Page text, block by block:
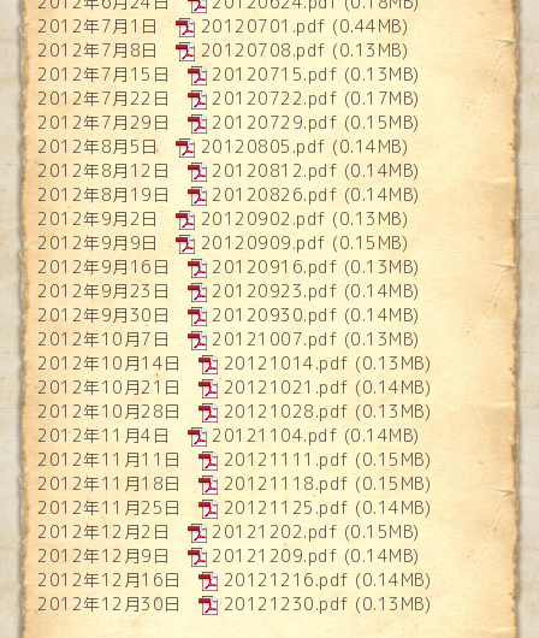
2012年7月1日
20120701.pdf (0.44MB)
2012年7月8日
20120708.pdf (0.13MB)
2012年7月15日
20120715.pdf (0.13MB)
2012年7月22日
20120722.pdf (0.17MB)
2012年7月29日
20120729.pdf (0.15MB)
2012年8月5日
20120805.pdf (0.14MB)
2012年8月12日
20120812.pdf (0.14MB)
2012年8月19日
20120826.pdf (0.14MB)
2012年9月2日
20120902.pdf (0.13MB)
2012年9月9日
20120909.pdf (0.15MB)
2012年9月16日
20120916.pdf (0.13MB)
2012年9月23日
20120923.pdf (0.14MB)
2012年9月30日
20120930.pdf (0.14MB)
2012年10月7日
20121007.pdf (0.13MB)
2012年10月14日
20121014.pdf (0.13MB)
2012年10月21日
20121021.pdf (0.14MB)
2012年10月28日
20121028.pdf (0.13MB)
2012年11月4日
20121104.pdf (0.14MB)
2012年11月11日
20121111.pdf (0.15MB)
2012年11月18日
20121118.pdf (0.15MB)
2012年11月25日
20121125.pdf (0.14MB)
2012年12月2日
20121202.pdf (0.15MB)
2012年12月9日
20121209.pdf (0.14MB)
2012年12月16日
20121216.pdf (0.14MB)
2012年12月30日
20121230.pdf (0.13MB)